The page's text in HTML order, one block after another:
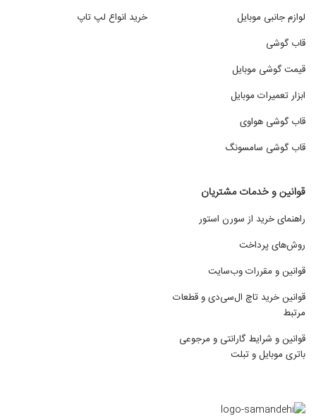
لوازم جانبی موبایل
قاب گوشی
قیمت گوشی موبایل
ابزار تعمیرات موبایل
قاب گوشی هواوی
قاب گوشی سامسونگ
خرید انواع لپ تاپ
قوانین و خدمات مشتریان
راهنمای خرید از سورن استور
روش‌های پرداخت
قوانین و مقررات وب‌سایت
قوانین خرید تاچ ال‌سی‌دی و قطعات
مرتبط
قوانین و شرایط گارانتی و مرجوعی
باتری موبایل و تبلت